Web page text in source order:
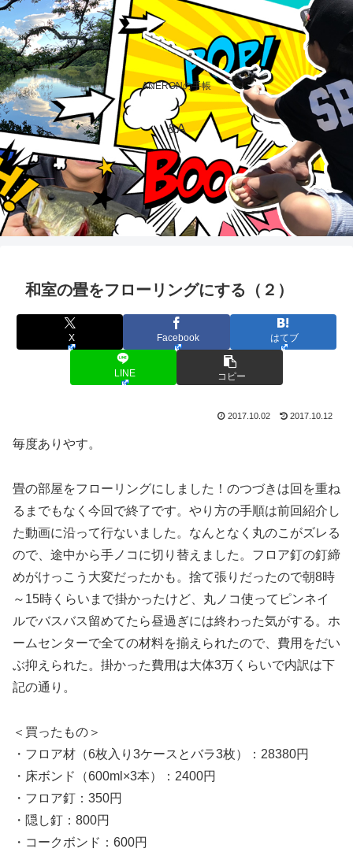
ANERONの手帳
&A
和室の畳をフローリングにする（２）
X Facebook はてブ
LINE コピー
2017.10.02 2017.10.12
毎度ありやす。
畳の部屋をフローリングにしました！のつづきは回を重ね
るまでもなく今回で終了です。やり方の手順は前回紹介し
た動画に沿って行ないました。なんとなく丸のこがズレる
ので、途中から手ノコに切り替えました。フロア釘の釘締
めがけっこう大変だったかも。捨て張りだったので朝8時
～15時くらいまで掛かったけど、丸ノコ使ってピンネイ
ルでバスバス留めてたら昼過ぎには終わった気がする。ホ
ームセンターで全ての材料を揃えられたので、費用をだい
ぶ抑えられた。掛かった費用は大体3万くらいで内訳は下
記の通り。
＜買ったもの＞
・フロア材（6枚入り3ケースとバラ3枚）：28380円
・床ボンド（600ml×3本）：2400円
・フロア釘：350円
・隠し釘：800円
・コークボンド：600円